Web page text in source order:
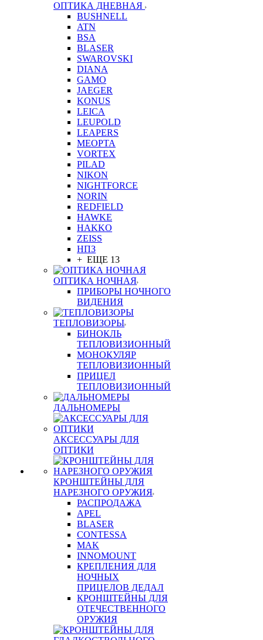
ОПТИКА ДНЕВНАЯ
BUSHNELL
ATN
BSA
BLASER
SWAROVSKI
DIANA
GAMO
JAEGER
KONUS
LEICA
LEUPOLD
LEAPERS
MEOPTA
VORTEX
PILAD
NIKON
NIGHTFORCE
NORIN
REDFIELD
HAWKE
HAKKO
ZEISS
НПЗ
+ ЕЩЕ 13
ОПТИКА НОЧНАЯ
ПРИБОРЫ НОЧНОГО
ВИДЕНИЯ
ТЕПЛОВИЗОРЫ
БИНОКЛЬ
ТЕПЛОВИЗИОННЫЙ
МОНОКУЛЯР
ТЕПЛОВИЗИОННЫЙ
ПРИЦЕЛ
ТЕПЛОВИЗИОННЫЙ
ДАЛЬНОМЕРЫ
АКСЕССУАРЫ ДЛЯ
ОПТИКИ
КРОНШТЕЙНЫ ДЛЯ
НАРЕЗНОГО ОРУЖИЯ
РАСПРОДАЖА
APEL
BLASER
CONTESSA
MAK
INNOMOUNT
КРЕПЛЕНИЯ ДЛЯ
НОЧНЫХ
ПРИЦЕЛОВ ДЕДАЛ
КРОНШТЕЙНЫ ДЛЯ
ОТЕЧЕСТВЕННОГО
ОРУЖИЯ